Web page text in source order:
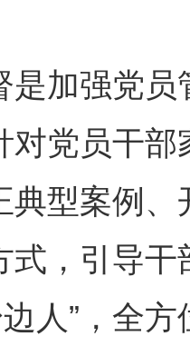
强党员
对党员干
典型案例
，引导干
边人”，全